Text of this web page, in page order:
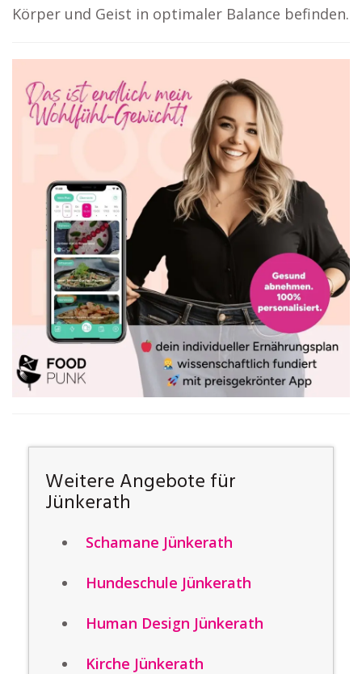
Körper und Geist in optimaler Balance befinden.
Weitere Angebote für
Jünkerath
Schamane Jünkerath
Hundeschule Jünkerath
Human Design Jünkerath
Kirche Jünkerath